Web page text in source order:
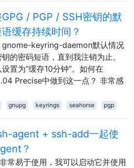
/ PGP / SSH密钥的默
缓存持续时间？
gnome-keyring-daemon默认情况
的密码短语，直到我注销为止。
置为“缓存10分钟”。如何在
Precise中做到这一点？ 非常感
gnupg keyrings seahorse pgp
agent + ssh-add一起使
？
常易于使用，我可以启动它并使用